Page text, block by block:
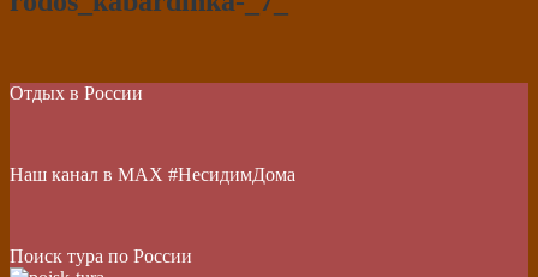
Отдых в России
Наш канал в МАХ #НесидимДома
Поиск тура по России